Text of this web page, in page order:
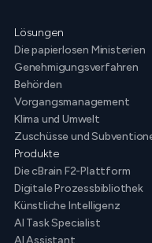
Lösungen
Die papierlosen Ministerien
Genehmigungsverfahren
Behörden
Vorgangsmanagement
Klima und Umwelt
Zuschüsse und
Produkte
Die cBrain F2-Plattform
Digitale Prozessbibliothek
Künstliche Intelligenz
AI Task Specialist
AI Assistant